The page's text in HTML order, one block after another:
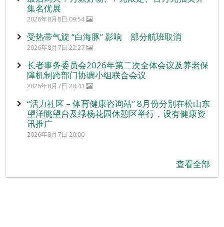
集名优展
2026年8月8日 09:54
受热带气旋 “白海豚” 影响 部分航班取消
2026年8月7日 22:27
长者事务委员会2026年第二次全体会议及养老保
障机制跨部门协调小组联合会议
2026年8月7日 20:41
“活力社区 – 体育健康咨询站” 8月份分别在松山东
望洋眺望台及绿杨花园休憩区举行，设有健康资
讯推广
2026年8月7日 20:00
查看全部